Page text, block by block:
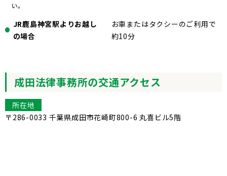
い。
JR鹿島神宮駅よりお越し
の場合
お車またはタクシーのご利用で
約10分
成田法律事務所の交通アクセス
所在地
〒286-0033 千葉県成田市花崎町800-6 丸喜ビル5階